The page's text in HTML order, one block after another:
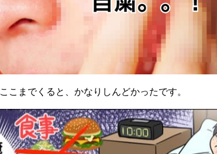
ここまでくると、かなりしんどかったです。